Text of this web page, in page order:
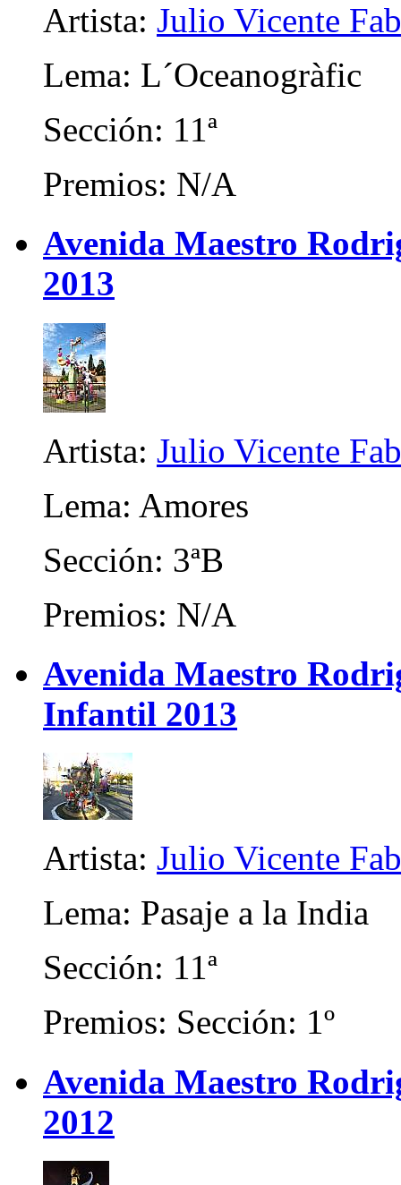
Artista: Julio Vicente
Lema: L´Oceanogràfic
Sección: 11ª
Premios: N/A
Avenida Maestro
2013
Artista: Julio Vicente
Lema: Amores
Sección: 3ªB
Premios: N/A
Avenida Maestro
Infantil 2013
Artista: Julio Vicente
Lema: Pasaje a la India
Sección: 11ª
Premios: Sección: 1º
Avenida Maestro
2012